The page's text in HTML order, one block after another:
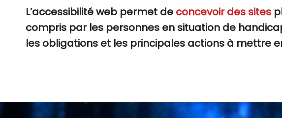
L’accessibilité web permet de concevoir des sites
compris par les personnes en situation de
les obligations et les principales actions à mettre